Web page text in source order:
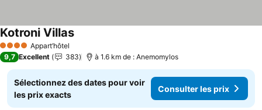
4 Étoiles Appart’hôtel
Kotroni VillasConsulter les prix
9,7 Excellent 383 à 1.6 km de : Anemomylos
Sélectionnez des dates pour voir
les prix exacts
Consulter les prix